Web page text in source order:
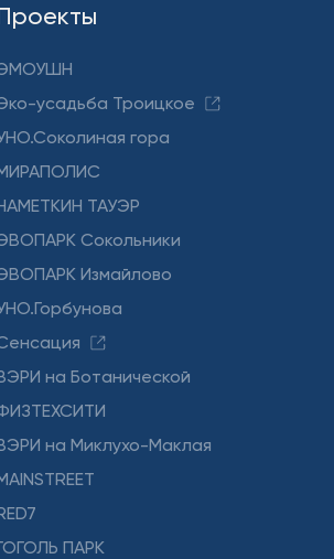
усадьба Троицкое
гора
ТАУЭР
Сокольники
Измайлово
на Ботанической
на Миклухо-Маклая
ПАРК